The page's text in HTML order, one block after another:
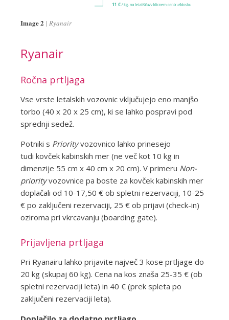
Image 2 Ryanair
Ryanair
Ročna prtljaga
Vse vrste letalskih vozovnic vključujejo eno manjšo
torbo (40 x 20 x 25 cm), ki se lahko pospravi pod
sprednji sedež.
Potniki s Priorityvozovnico lahko prinesejo
tudi kovček kabinskih mer (ne več kot 10 kg in
dimenzije 55 cm x 40 cm x 20 cm). V primeru Non-
priorityvozovnice pa boste za kovček kabinskih mer
doplačali od 10-17,50 € ob spletni rezervaciji, 10-25
€ po zaključeni rezervaciji, 25 € ob prijavi (check-in)
oziroma ​​pri vkrcavanju (boarding gate).
Prijavljena prtljaga
Pri Ryanairu lahko prijavite največ 3 kose prtljage do
20 kg (skupaj 60 kg). Cena na kos znaša 25-35 € (ob
spletni rezervaciji leta) in 40 € (prek spleta po
zaključeni rezervaciji leta).